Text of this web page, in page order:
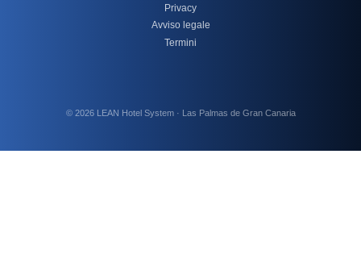
Privacy
Avviso legale
Termini
© 2026 LEAN Hotel System · Las Palmas de Gran Canaria